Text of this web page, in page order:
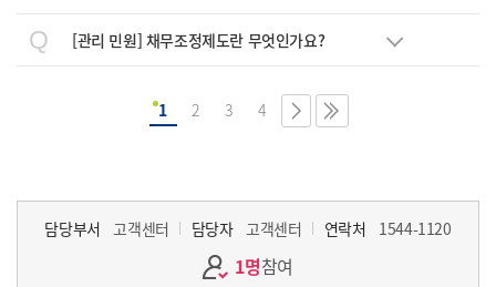
Q [관리 민원] 채무조정제도란 무엇인가요?
1 2 3 4
담당부서 고객센터 담당자 고객센터 연락처 1544-1120
1명참여